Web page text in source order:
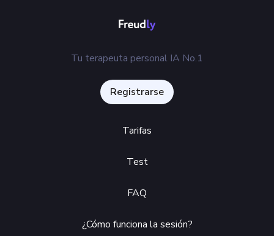
Tu terapeuta personal IA No.1
Registrarse
Tarifas
Test
FAQ
¿Cómo funciona la sesión?